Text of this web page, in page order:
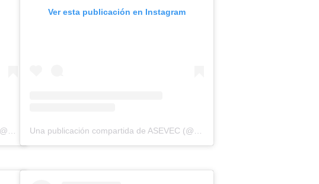
Ver esta publicación en Instagram